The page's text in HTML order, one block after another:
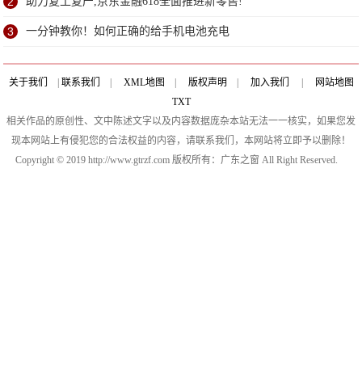
3 一分钟教你！如何正确的给手机电池充电
关于我们 联系我们 XML地图 版权声明 加入我们
网站地图
TXT
相关作品的原创性、文中陈述文字以及内容数据庞杂本站无法一一核实，如果您发
现本网站上有侵犯您的合法权益的内容，请联系我们，本网站将立即予以删除！
Copyright © 2019 http://www.gtrzf.com 版权所有：广东之窗 All Right Reserved.